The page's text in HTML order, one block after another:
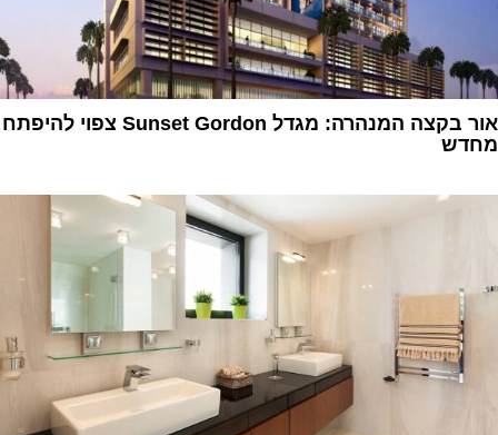
אור בקצה המנהרה: מגדל Sunset Gordon צפוי להיפתח
מחדש